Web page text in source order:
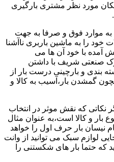
مورد نظر مشتری بارگیری
به موارد فوق و صرفا به جهت
خود را به ماشین باربری ناآشنا
آمده با خود آن ها می
صنعتی شریف با داشتن
بندی و بارچینی درست بار از
گمشدن بار،آسیب به کالا و
نکاتی که نقش موثر در انتخاب
بار و کالا است،به عنوان مثال
نیسان بار حرف اول را خواهد
لوازم سبک می توانید از وانت
که حتما بار های شکستنی را